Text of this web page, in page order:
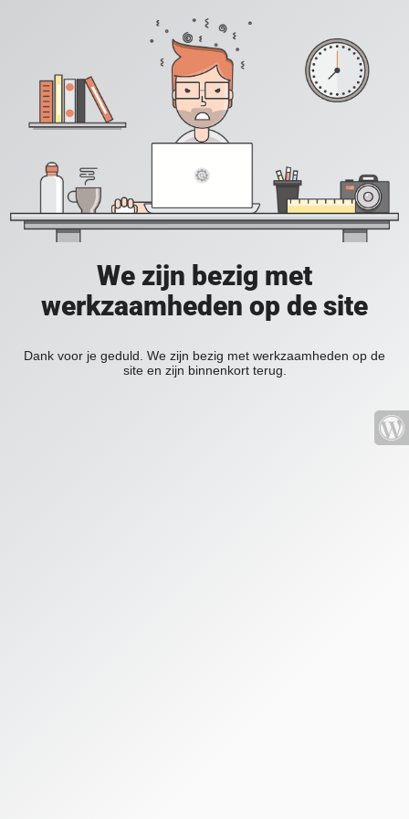
We zijn bezig met
werkzaamheden op de site
Dank voor je geduld. We zijn bezig met werkzaamheden op de
site en zijn binnenkort terug.